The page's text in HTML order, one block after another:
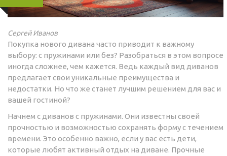
Сергей Иванов
Покупка нового дивана часто приводит к важному
выбору: с пружинами или без? Разобраться в этом вопросе
иногда сложнее, чем кажется. Ведь каждый вид диванов
предлагает свои уникальные преимущества и
недостатки. Но что же станет лучшим решением для вас и
вашей гостиной?
Начнем с диванов с пружинами. Они известны своей
прочностью и возможностью сохранять форму с течением
времени. Это особенно важно, если у вас есть дети,
которые любят активный отдых на диване. Прочные